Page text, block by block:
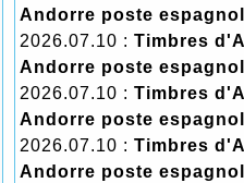
Andorre poste
2026.07.10 : Timbres
Andorre poste
2026.07.10 : Timbres
Andorre poste
2026.07.10 : Timbres
Andorre poste